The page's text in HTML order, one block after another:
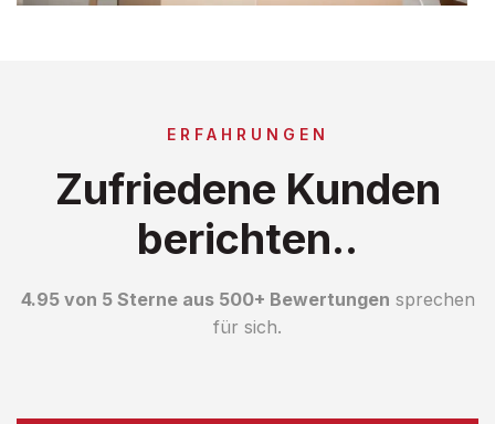
ERFAHRUNGEN
Zufriedene Kunden
berichten..
4.95 von 5 Sterne aus 500+ Bewertungen sprechen
für sich.